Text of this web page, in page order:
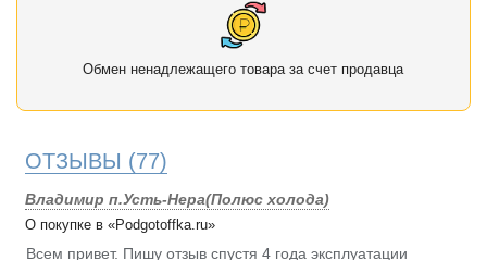
Обмен ненадлежащего товара за счет продавца
ОТЗЫВЫ (77)
Владимир п.Усть-Нера(Полюс холода)
О покупке в «Podgotoffka.ru»
Всем привет. Пишу отзыв спустя 4 года эксплуатации